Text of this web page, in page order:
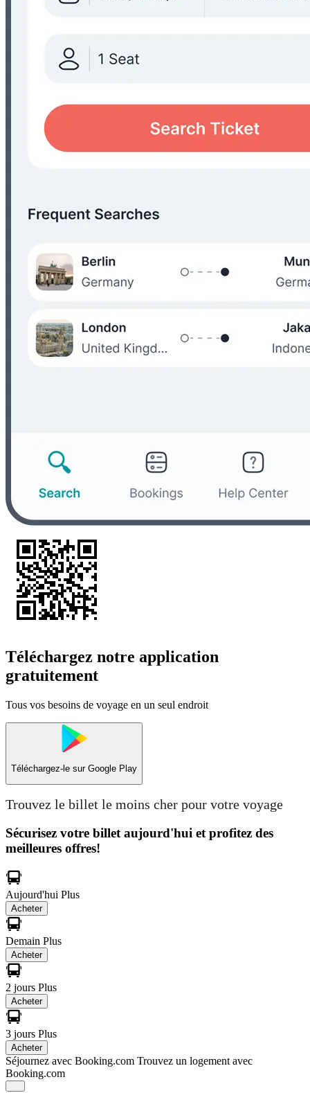
Téléchargez notre application
gratuitement
Tous vos besoins de voyage en un seul endroit
Téléchargez-le sur Google Play
Trouvez le billet le moins cher pour votre voyage
Sécurisez votre billet aujourd'hui et profitez des
meilleures offres!
Aujourd'hui Plus
Acheter
Demain Plus
Acheter
2 jours Plus
Acheter
3 jours Plus
Acheter
Séjournez avec Booking.com Trouvez un logement avec
Booking.com